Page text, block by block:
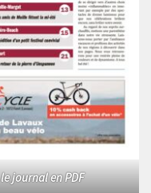
journal en PDF